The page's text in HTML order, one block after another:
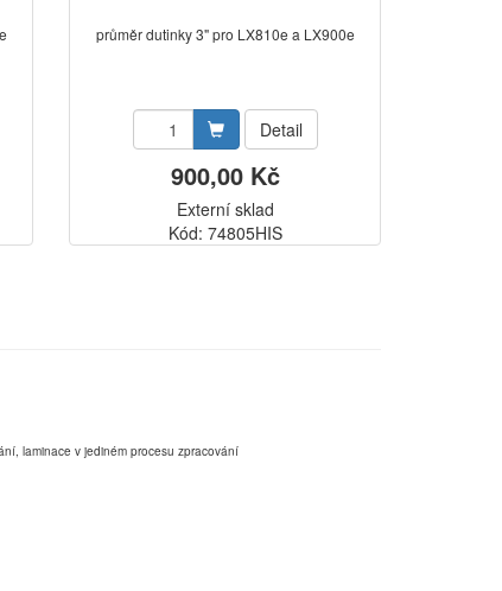
průměr dutinky 3" pro LX810e a LX900e
Detail
900,00 Kč
Externí sklad
Kód: 74805HIS
laminace v jediném procesu zpracování